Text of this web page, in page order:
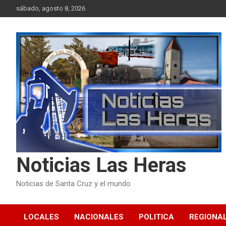
to
sábado, agosto 8, 2026
Noticias Las Heras
Noticias de Santa Cruz y el mundo
LOCALES NACIONALES POLITICA